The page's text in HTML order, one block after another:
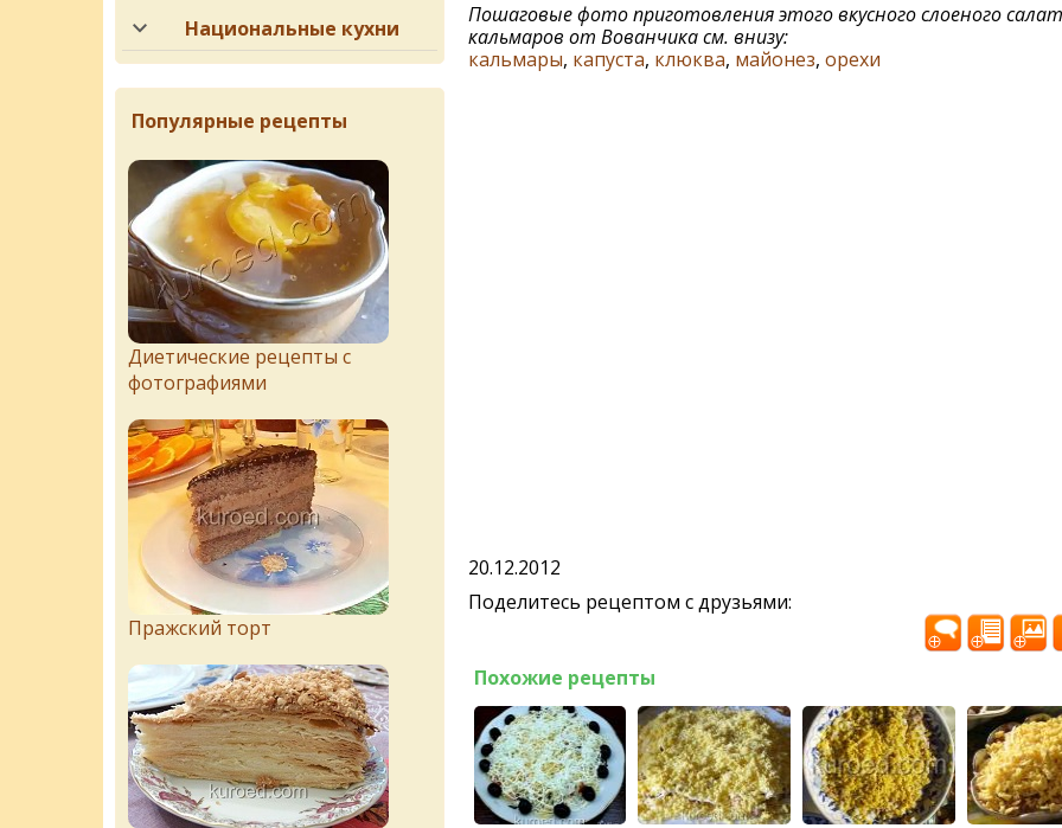
Пошаговые фото приготовления этого вкусного слоеного
кальмаров от Вованчика см. внизу:
кальмары, капуста, клюква, майонез, орехи
20.12.2012
Поделитесь рецептом с друзьями:
Похожие рецепты
Национальные кухни
Популярные рецепты
Диетические рецепты с
фотографиями
Пражский торт